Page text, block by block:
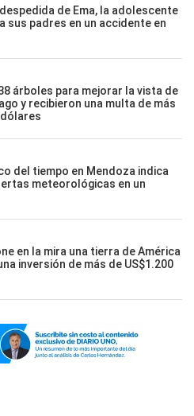
de Ema, la adolescente
sus padres en un accidente en
árboles para mejorar la vista de
y recibieron una multa de más
del tiempo en Mendoza indica
meteorológicas en un
en la mira una tierra de América
inversión de más de US$1.200